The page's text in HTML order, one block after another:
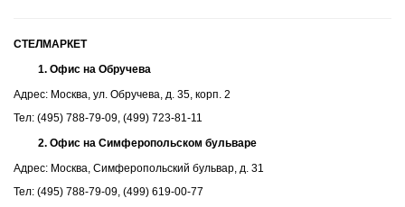
СТЕЛМАРКЕТ
Офис на Обручева
Адрес: Москва, ул. Обручева, д. 35, корп. 2
Тел: (495) 788-79-09, (499) 723-81-11
Офис на Симферопольском бульваре
Адрес: Москва, Симферопольский бульвар, д. 31
Тел: (495) 788-79-09, (499) 619-00-77